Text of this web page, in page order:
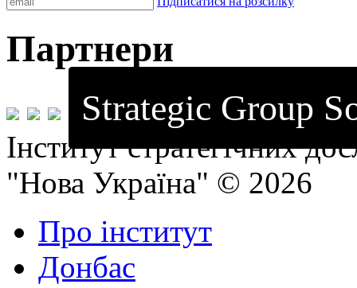
Партнери
Strategic Group
Інститут стратегічних
"Нова Україна" © 2026
Про інститут
Донбас